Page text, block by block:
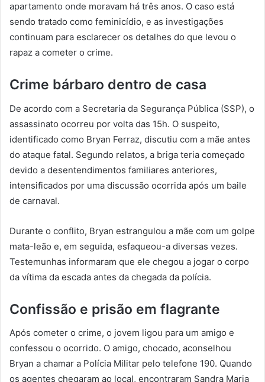
apartamento onde moravam há três anos. O caso está
sendo tratado como feminicídio, e as investigações
continuam para esclarecer os detalhes do que levou o
rapaz a cometer o crime.
Crime bárbaro dentro de casa
De acordo com a Secretaria da Segurança Pública (SSP), o
assassinato ocorreu por volta das 15h. O suspeito,
identificado como Bryan Ferraz, discutiu com a mãe antes
do ataque fatal. Segundo relatos, a briga teria começado
devido a desentendimentos familiares anteriores,
intensificados por uma discussão ocorrida após um baile
de carnaval.
Durante o conflito, Bryan estrangulou a mãe com um golpe
mata-leão e, em seguida, esfaqueou-a diversas vezes.
Testemunhas informaram que ele chegou a jogar o corpo
da vítima da escada antes da chegada da polícia.
Confissão e prisão em flagrante
Após cometer o crime, o jovem ligou para um amigo e
confessou o ocorrido. O amigo, chocado, aconselhou
Bryan a chamar a Polícia Militar pelo telefone 190. Quando
os agentes chegaram ao local, encontraram Sandra Maria